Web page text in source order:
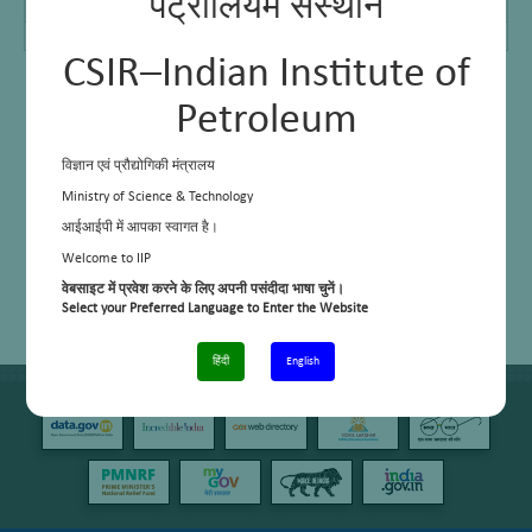
पेट्रोलियम संस्थान
CSIR–Indian Institute of
Petroleum
विज्ञान एवं प्रौद्योगिकी मंत्रालय
Ministry of Science & Technology
आईआईपी में आपका स्वागत है।
Welcome to IIP
वेबसाइट में प्रवेश करने के लिए अपनी पसंदीदा भाषा चुनें।
Select your Preferred Language to Enter the Website
हिंदी English
–